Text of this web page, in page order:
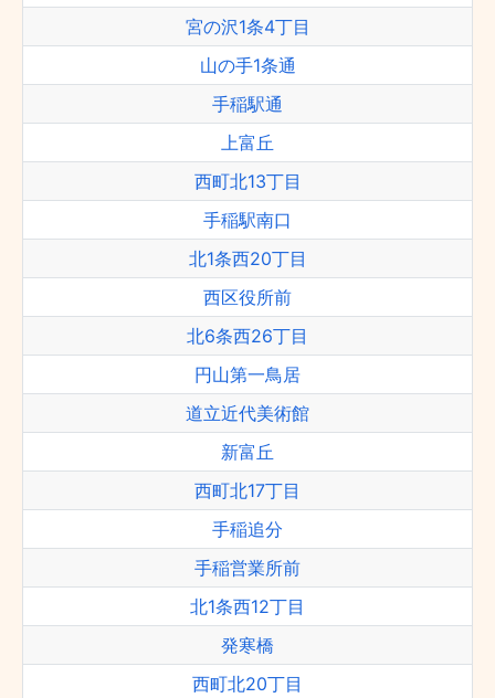
宮の沢1条4丁目
山の手1条通
手稲駅通
上富丘
西町北13丁目
手稲駅南口
北1条西20丁目
西区役所前
北6条西26丁目
円山第一鳥居
道立近代美術館
新富丘
西町北17丁目
手稲追分
手稲営業所前
北1条西12丁目
発寒橋
西町北20丁目